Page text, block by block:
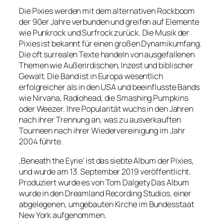
Die Pixies werden mit dem alternativen Rockboom
der 90er Jahre verbunden und greifen auf Elemente
wie Punkrock und Surfrock zurück. Die Musik der
Pixies ist bekannt für einen großen Dynamikumfang.
Die oft surrealen Texte handeln von ausgefallenen
Themen wie Außerirdischen, Inzest und biblischer
Gewalt. Die Band ist in Europa wesentlich
erfolgreicher als in den USA und beeinflusste Bands
wie Nirvana, Radiohead, die Smashing Pumpkins
oder Weezer. Ihre Popularität wuchs in den Jahren
nach ihrer Trennung an, was zu ausverkauften
Tourneen nach ihrer Wiedervereinigung im Jahr
2004 führte.
‚Beneath the Eyrie‘ ist das siebte Album der Pixies,
und wurde am 13. September 2019 veröffentlicht.
Produziert wurde es von Tom Dalgety Das Album
wurde in den Dreamland Recording Studios, einer
abgelegenen, umgebauten Kirche im Bundesstaat
New York aufgenommen.